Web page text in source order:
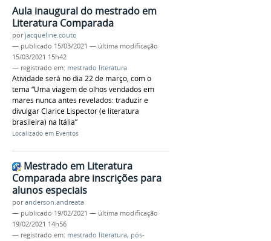
Aula inaugural do mestrado em
Literatura Comparada
por jacqueline.couto
— publicado 15/03/2021 — última modificação
15/03/2021 15h42
— registrado em: mestrado literatura
Atividade será no dia 22 de março, com o
tema “Uma viagem de olhos vendados em
mares nunca antes revelados: traduzir e
divulgar Clarice Lispector (e literatura
brasileira) na Itália”
Localizado em Eventos
Mestrado em Literatura
Comparada abre inscrições para
alunos especiais
poranderson.andreata
— publicado 19/02/2021 — última modificação
19/02/2021 14h56
— registrado em: mestrado literatura, pós-